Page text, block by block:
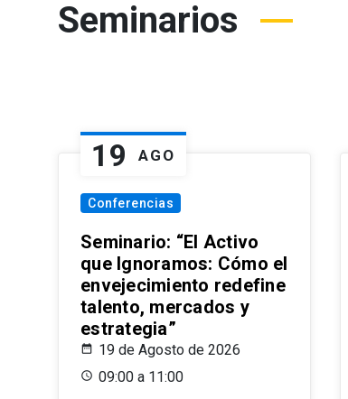
Seminarios
19 AGO
Conferencias
Seminario: “El Activo
que Ignoramos: Cómo el
envejecimiento redefine
talento, mercados y
estrategia”
19 de Agosto de 2026
09:00 a 11:00